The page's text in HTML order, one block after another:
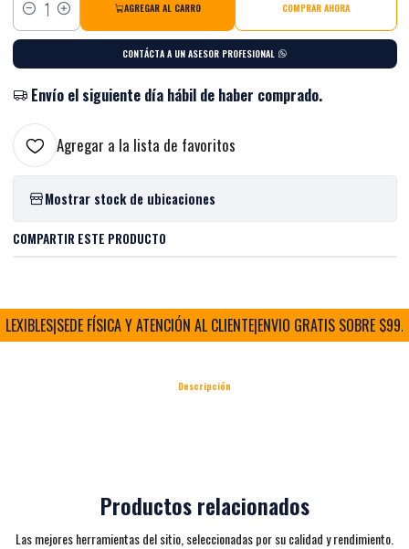
Cantidad
AGREGAR AL CARRO COMPRAR AHORA
CONTÁCTA A UN ASESOR PROFESIONAL
Envío el siguiente día hábil de haber comprado.
Agregar a la lista de favoritos
Mostrar stock de ubicaciones
COMPARTIR ESTE PRODUCTO
|SEDE FÍSICA Y ATENCIÓN AL CLIENTE|ENVIO GRATIS SOBRE
Descripción
Productos relacionados
Las mejores herramientas del sitio, seleccionadas por su calidad y rendimiento.